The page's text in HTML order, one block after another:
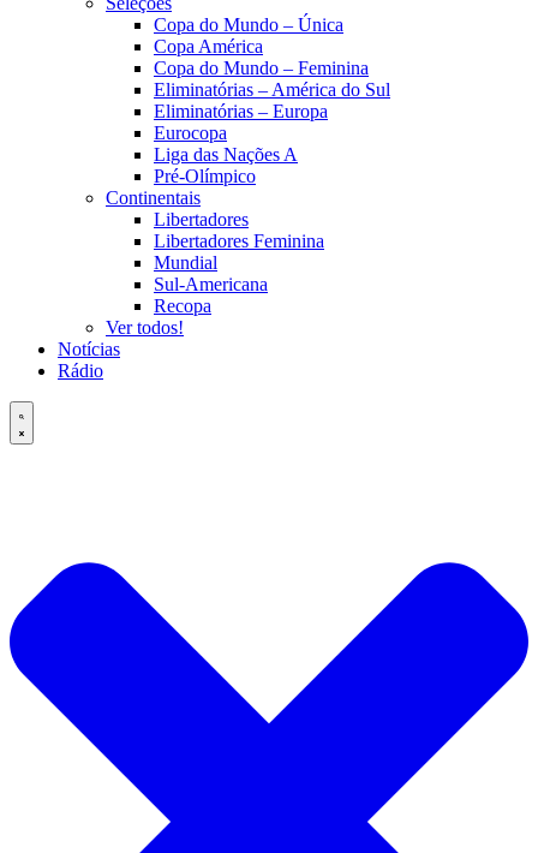
Copa do Mundo – Única
Copa América
Copa do Mundo – Feminina
Eliminatórias – América do Sul
Eliminatórias – Europa
Eurocopa
Liga das Nações A
Pré-Olímpico
Continentais
Libertadores
Libertadores Feminina
Mundial
Sul-Americana
Recopa
Ver todos!
Notícias
Rádio